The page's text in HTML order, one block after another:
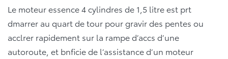
Le moteur essence 4 cylindres de 1,5 litre est prt
dmarrer au quart de tour pour gravir des pentes ou
acclrer rapidement sur la rampe d’accs d’une
autoroute, et bnficie de l’assistance d’un moteur